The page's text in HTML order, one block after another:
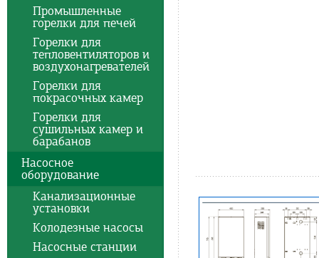
Промышленные
горелки для печей
Горелки для
тепловентиляторов и
воздухонагревателей
Горелки для
покрасочных камер
Горелки для
сушильных камер и
барабанов
Насосное
оборудование
Канализационные
установки
Колодезные насосы
Насосные станции